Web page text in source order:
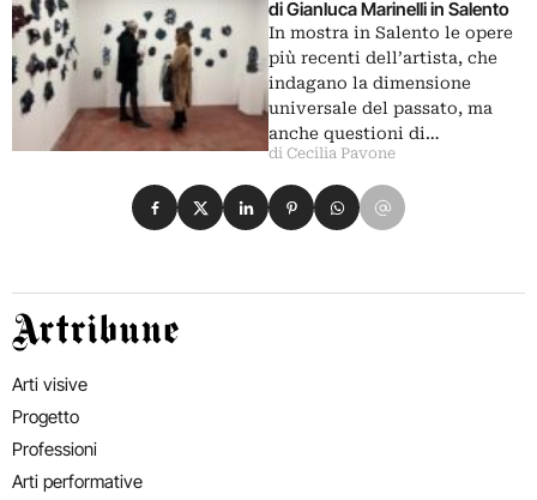
di Gianluca Marinelli in Salento
In mostra in Salento le opere
più recenti dell’artista, che
indagano la dimensione
universale del passato, ma
anche questioni di…
di Cecilia Pavone
Condividi su Facebook
Condividi su X
Condividi su LinkedIn
Condividi su Pinterest
Condividi su WhatsApp
Condividi su Email
Artribune
Arti visive
Progetto
Professioni
Arti performative